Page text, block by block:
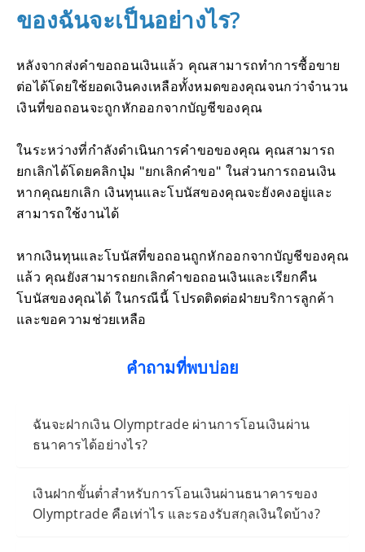
ของฉันจะเป็นอย่างไร?
หลังจากส่งคำขอถอนเงินแล้ว คุณสามารถทำการซื้อขาย
ต่อได้โดยใช้ยอดเงินคงเหลือทั้งหมดของคุณจนกว่าจำนวน
เงินที่ขอถอนจะถูกหักออกจากบัญชีของคุณ
ในระหว่างที่กำลังดำเนินการคำขอของคุณ คุณสามารถ
ยกเลิกได้โดยคลิกปุ่ม "ยกเลิกคำขอ" ในส่วนการถอนเงิน
หากคุณยกเลิก เงินทุนและโบนัสของคุณจะยังคงอยู่และ
สามารถใช้งานได้
หากเงินทุนและโบนัสที่ขอถอนถูกหักออกจากบัญชีของคุณ
แล้ว คุณยังสามารถยกเลิกคำขอถอนเงินและเรียกคืน
โบนัสของคุณได้ ในกรณีนี้ โปรดติดต่อฝ่ายบริการลูกค้า
และขอความช่วยเหลือ
คำถามที่พบบ่อย
ฉันจะฝากเงิน Olymptrade ผ่านการโอนเงินผ่าน
ธนาคารได้อย่างไร?
เงินฝากขั้นต่ำสำหรับการโอนเงินผ่านธนาคารของ
Olymptrade คือเท่าไร และรองรับสกุลเงินใดบ้าง?